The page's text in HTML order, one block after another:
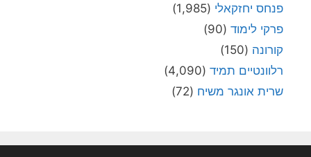
פנחס יחזקאלי (1,985)
פרקי לימוד (90)
קורונה (150)
רלוונטיים תמיד (4,090)
שרית אונגר משיח (72)